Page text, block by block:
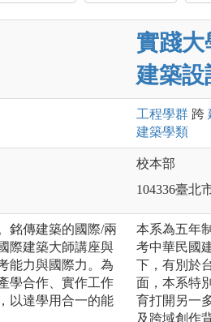
實踐大
建築設
工程學群 跨
建築學類
校本部
104336臺北
銘傳建築的國際/兩
際建築大師講座與
能力與國際力。為
學合作、實作工作
以達學用合一的能
本系為五年
考中華民國
下，有別於
面，本系特
育打開另一
及跨域創作